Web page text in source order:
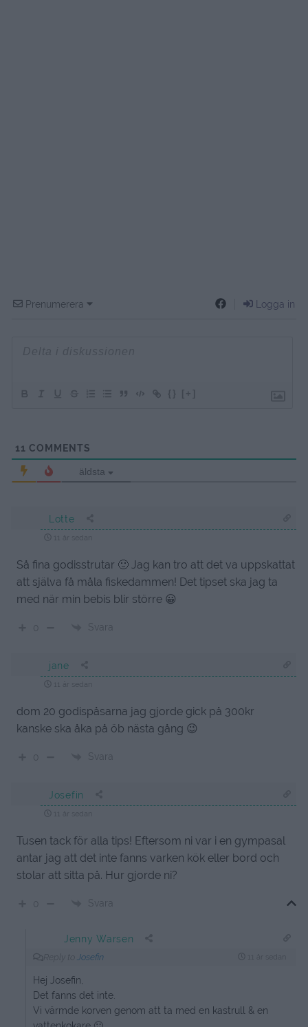
Prenumerera Logga in
{} [+]
11 COMMENTS
äldsta
Lotte
11 år sedan
Så fina godisstrutar 🙂 Jag kan tro att det va uppskattat
att själva få måla fiskedammen! Det tipset ska jag ta
med när min bebis blir större 😀
Svara
jane
11 år sedan
dom 20 godispåsarna jag gjorde gick på 300kr
kanske ska åka på öb nästa gång 😉
Svara
Josefin
11 år sedan
Tusen tack för alla tips! Eftersom ni var i en gympasal
antar jag att det inte fanns varken kök eller bord och
stolar att sitta på. Hur gjorde ni?
Svara
Jenny Warsen
Josefin
Hej Josefin,
Det fanns det inte.
Vi värmde korven genom att ta med en kastrull & en